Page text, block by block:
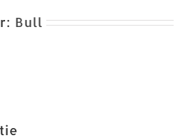
Bull